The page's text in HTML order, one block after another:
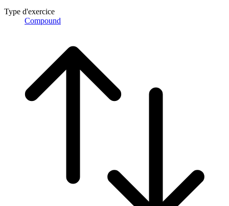
Type d'exercice
Compound